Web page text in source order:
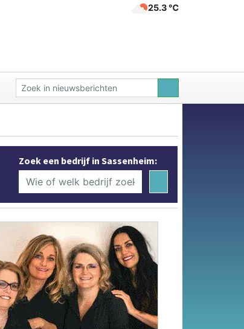
25.3 ℃
Zoek een bedrijf in Sassenheim: